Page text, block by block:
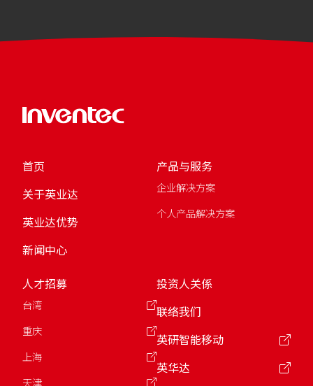
首页
关于英业达
英业达优势
新闻中心
产品与服务
企业解决方案
个人产品解决方案
人才招募
台湾
重庆
上海
天津
投资人关係
联络我们
英研智能移动
英华达